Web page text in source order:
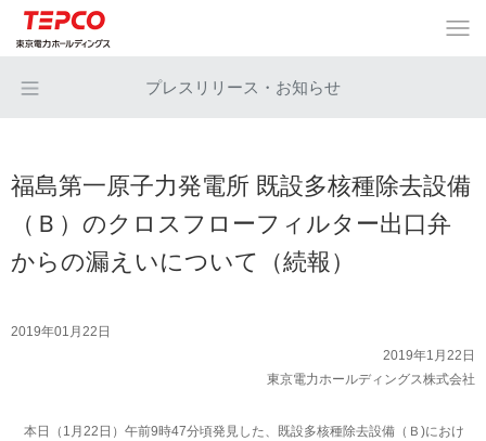
プレスリリース・お知らせ
福島第一原子力発電所 既設多核種除去設備
（Ｂ）のクロスフローフィルター出口弁
からの漏えいについて（続報）
2019年01月22日
2019年1月22日
東京電力ホールディングス株式会社
本日（1月22日）午前9時47分頃発見した、既設多核種除去設備（Ｂ)におけ